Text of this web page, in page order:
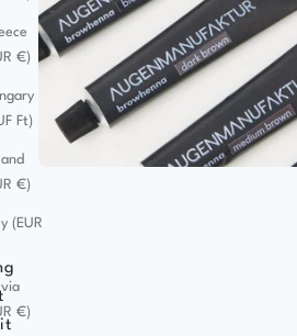
€)
Ft)
€)
(EUR
€)